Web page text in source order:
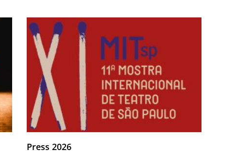
Press 2026